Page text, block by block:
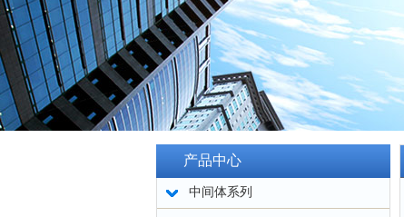
产品中心
中间体系列